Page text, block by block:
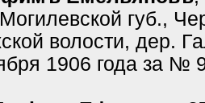
губ.,
волости, дер.
1906 года за №